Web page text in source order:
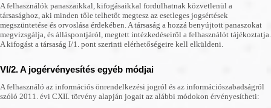
A felhasználók panaszaikkal, kifogásaikkal fordulhatnak közvetlenül a
társasághoz, aki minden tőle telhetőt megtesz az esetleges jogsértések
megszüntetése és orvoslása érdekében. A társaság a hozzá benyújtott panaszokat
megvizsgálja, és álláspontjáról, megtett intézkedéseiről a felhasználót tájékoztatja.
A kifogást a társaság I/1. pont szerinti elérhetőségeire kell elküldeni.
VI/2. A jogérvényesítés egyéb módjai
A felhasználó az információs önrendelkezési jogról és az információszabadságról
szóló 2011. évi CXII. törvény alapján jogait az alábbi módokon érvényesítheti: